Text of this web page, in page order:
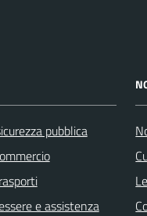
pubblica
e assistenza